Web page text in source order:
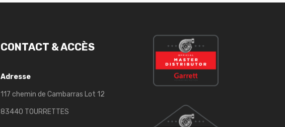
CONTACT & ACCÈS
Adresse
117 chemin de Cambarras Lot 12
83440 TOURRETTES